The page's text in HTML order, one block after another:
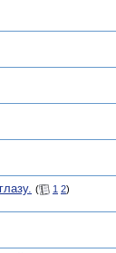
( 1 2)